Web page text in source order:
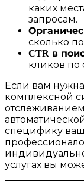
каких
запросам.
сколько
CTR в
кликов по
Если вам
комплексной
специфику
услугах вы